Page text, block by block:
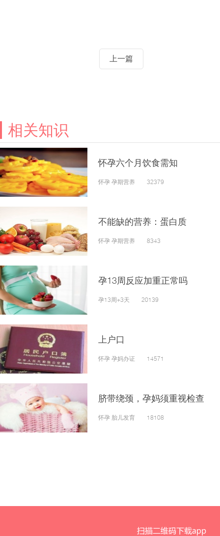
上一篇
相关知识
怀孕六个月饮食需知
怀孕 孕期营养 32379
不能缺的营养：蛋白质
怀孕 孕期营养 8343
孕13周反应加重正常吗
孕13周+3天 20139
上户口
怀孕 孕妈办证 14571
脐带绕颈，孕妈须重视检查
怀孕 胎儿发育 18108